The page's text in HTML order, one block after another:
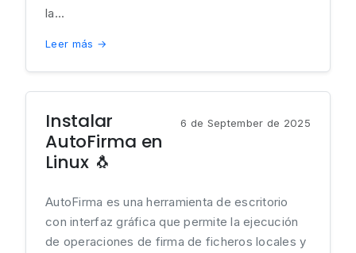
la...
Leer más →
Instalar
AutoFirma en
Linux 🐧
6 de September de 2025
AutoFirma es una herramienta de escritorio
con interfaz gráfica que permite la ejecución
de operaciones de firma de ficheros locales y